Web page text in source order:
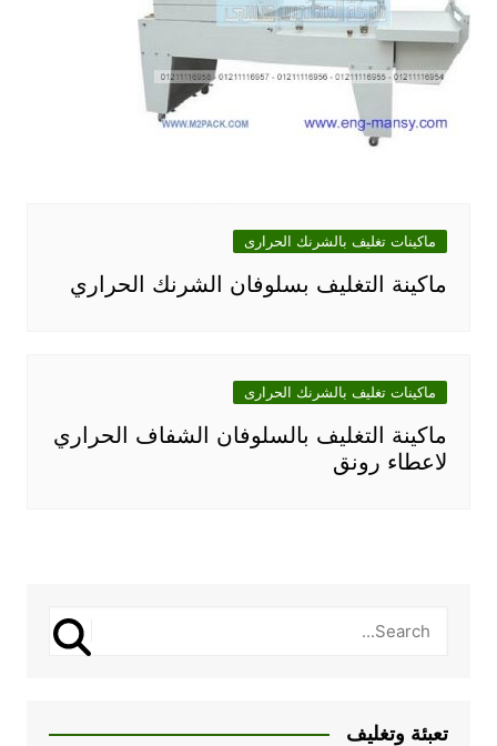
ماكينات تغليف بالشرنك الحرارى
ماكينة التغليف بسلوفان الشرنك الحراري
ماكينات تغليف بالشرنك الحرارى
ماكينة التغليف بالسلوفان الشفاف الحراري
لاعطاء رونق
تعبئة وتغليف